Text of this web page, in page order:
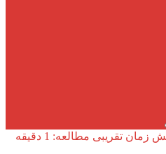
زمان تقریبی مطالعه: 1 دقیقه